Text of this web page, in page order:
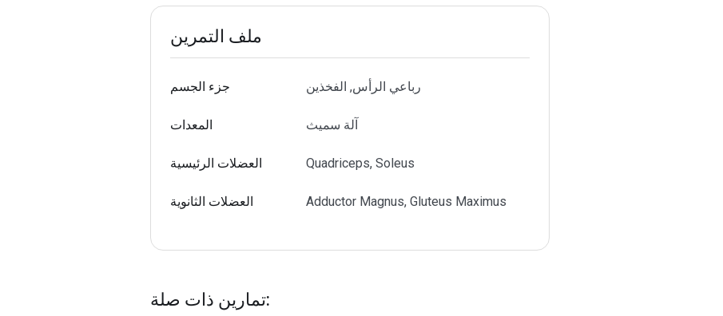
ملف التمرين
جزء الجسم رباعي الرأس, الفخذين
المعدات آلة سميث
العضلات الرئيسية Quadriceps, Soleus
العضلات الثانوية Adductor Magnus, Gluteus Maximus
تمارين ذات صلة: